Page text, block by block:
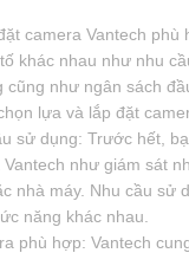
camera Vantech
khác nhau như nhu
cũng như ngân sách
lựa và lắp đặt
sử dụng: Trước hết,
như giám sát
nhà máy. Nhu cầu sử
năng khác nhau.
phù hợp: Vantech